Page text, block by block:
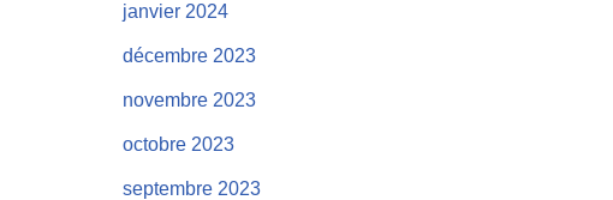
janvier 2024
décembre 2023
novembre 2023
octobre 2023
septembre 2023